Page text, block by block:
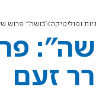
ופוליטיקה "בושה": פרוש
זעם